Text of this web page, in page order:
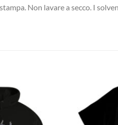
Non lavare a secco. I